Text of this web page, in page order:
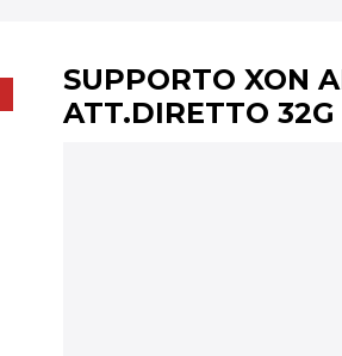
SUPPORTO XON
ATT.DIRETTO 32G